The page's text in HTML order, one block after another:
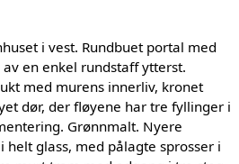
i vest. Rundbuet portal med
en enkel rundstaff ytterst.
med murens innerliv, kronet
dør, der fløyene har tre fyllinger i
Grønnmalt. Nyere
glass, med pålagte sprosser i